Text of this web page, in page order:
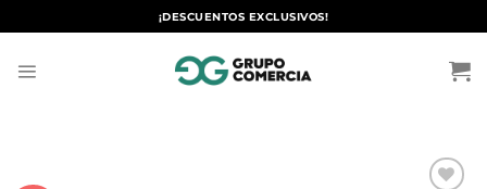
al
¡DESCUENTOS EXCLUSIVOS!